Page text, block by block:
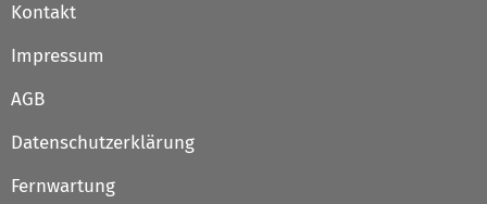
Kontakt
Impressum
AGB
Datenschutzerklärung
Fernwartung